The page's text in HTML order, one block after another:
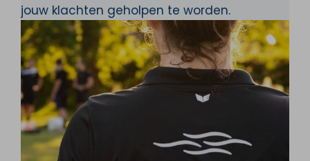
jouw klachten geholpen te worden.